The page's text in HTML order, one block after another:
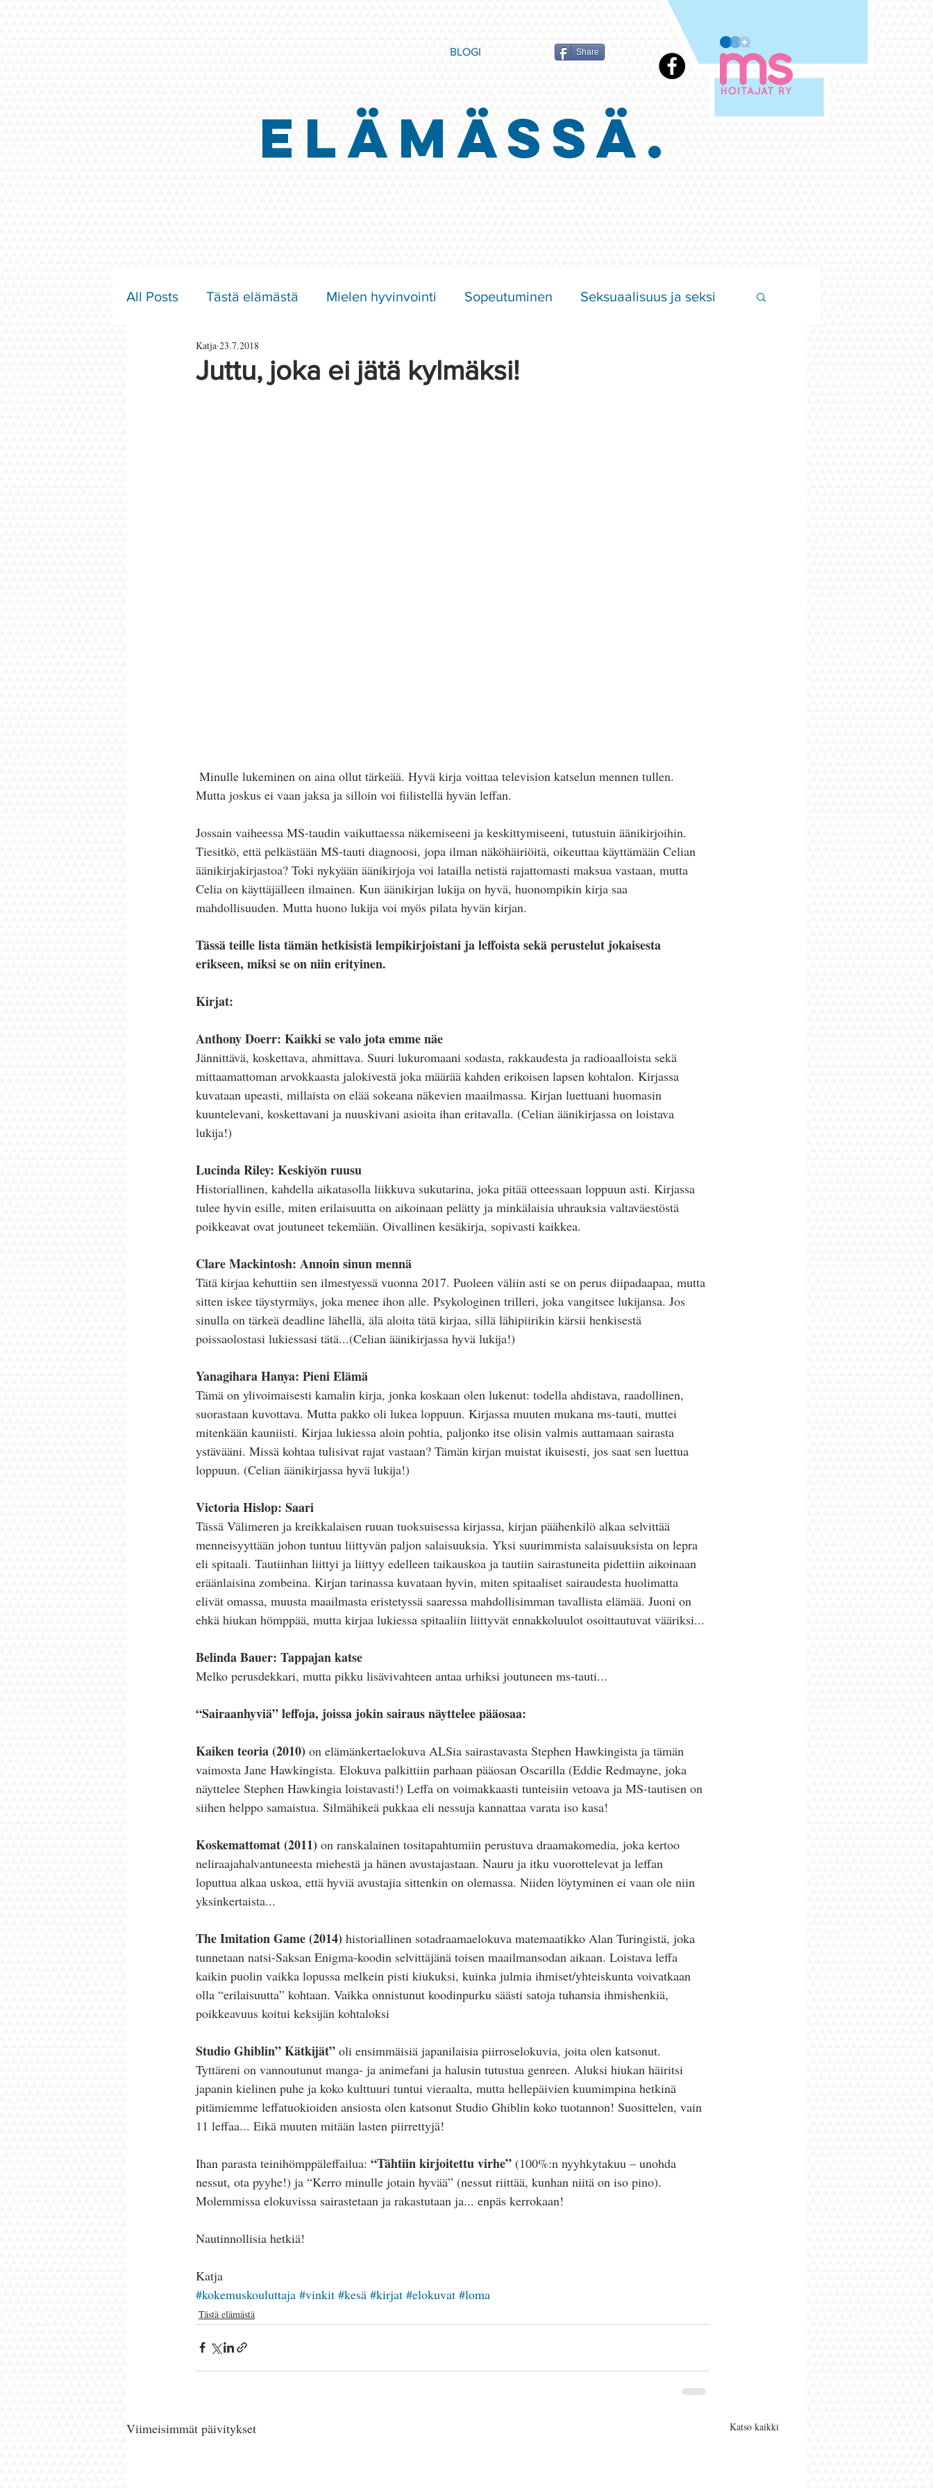
BLOGI Share
ELÄMÄSSÄ.
All Posts Tästä elämästä Mielen hyvinvointi Sopeutuminen Seksuaalisuus ja seksi
Parisuhde ja rakkaus
Juttu, joka ei jätä kylmäksi!
Katja 23.7.2018
Mutta joskus ei vaan jaksa ja silloin voi fiilistellä hyvän leffan.
Jossain vaiheessa MS-taudin vaikuttaessa näkemiseeni ja keskittymiseeni, tutustuin äänikirjoihin.
Tiesitkö, että pelkästään MS-tauti diagnoosi, jopa ilman näköhäiriöitä, oikeuttaa käyttämään Celian
äänikirjakirjastoa? Toki nykyään äänikirjoja voi latailla netistä rajattomasti maksua vastaan, mutta
Celia on käyttäjälleen ilmainen. Kun äänikirjan lukija on hyvä, huonompikin kirja saa
mahdollisuuden. Mutta huono lukija voi myös pilata hyvän kirjan.
Tässä teille lista tämän hetkisistä lempikirjoistani ja leffoista sekä perustelut jokaisesta
erikseen, miksi se on niin erityinen.
Kirjat:
Anthony Doerr: Kaikki se valo jota emme näe
Jännittävä, koskettava, ahmittava. Suuri lukuromaani sodasta, rakkaudesta ja radioaalloista sekä
mittaamattoman arvokkaasta jalokivestä joka määrää kahden erikoisen lapsen kohtalon. Kirjassa
kuvataan upeasti, millaista on elää sokeana näkevien maailmassa. Kirjan luettuani huomasin
kuuntelevani, koskettavani ja nuuskivani asioita ihan eritavalla. (Celian äänikirjassa on loistava
lukija!)
Lucinda Riley: Keskiyön ruusu
Historiallinen, kahdella aikatasolla liikkuva sukutarina, joka pitää otteessaan loppuun asti. Kirjassa
tulee hyvin esille, miten erilaisuutta on aikoinaan pelätty ja minkälaisia uhrauksia valtaväestöstä
poikkeavat ovat joutuneet tekemään. Oivallinen kesäkirja, sopivasti kaikkea.
Clare Mackintosh: Annoin sinun mennä
Tätä kirjaa kehuttiin sen ilmestyessä vuonna 2017. Puoleen väliin asti se on perus diipadaapaa, mutta
sitten iskee täystyrmäys, joka menee ihon alle. Psykologinen trilleri, joka vangitsee lukijansa. Jos
sinulla on tärkeä deadline lähellä, älä aloita tätä kirjaa, sillä lähipiirikin kärsii henkisestä
poissaolostasi lukiessasi tätä...(Celian äänikirjassa hyvä lukija!)
Yanagihara Hanya: Pieni Elämä
Tämä on ylivoimaisesti kamalin kirja, jonka koskaan olen lukenut: todella ahdistava, raadollinen,
suorastaan kuvottava. Mutta pakko oli lukea loppuun. Kirjassa muuten mukana ms-tauti, muttei
mitenkään kauniisti. Kirjaa lukiessa aloin pohtia, paljonko itse olisin valmis auttamaan sairasta
ystävääni. Missä kohtaa tulisivat rajat vastaan? Tämän kirjan muistat ikuisesti, jos saat sen luettua
loppuun. (Celian äänikirjassa hyvä lukija!)
Victoria Hislop: Saari
Tässä Välimeren ja kreikkalaisen ruuan tuoksuisessa kirjassa, kirjan päähenkilö alkaa selvittää
menneisyyttään johon tuntuu liittyvän paljon salaisuuksia. Yksi suurimmista salaisuuksista on lepra
eli spitaali. Tautiinhan liittyi ja liittyy edelleen taikauskoa ja tautiin sairastuneita pidettiin aikoinaan
eräänlaisina zombeina. Kirjan tarinassa kuvataan hyvin, miten spitaaliset sairaudesta huolimatta
elivät omassa, muusta maailmasta eristetyssä saaressa mahdollisimman tavallista elämää. Juoni on
ehkä hiukan hömppää, mutta kirjaa lukiessa spitaaliin liittyvät ennakkoluulot osoittautuvat vääriksi...
Belinda Bauer: Tappajan katse
Melko perusdekkari, mutta pikku lisävivahteen antaa urhiksi joutuneen ms-tauti...
“Sairaanhyviä” leffoja, joissa jokin sairaus näyttelee pääosaa:
Kaiken teoria (2010) on elämänkertaelokuva ALSia sairastavasta Stephen Hawkingista ja tämän
vaimosta Jane Hawkingista. Elokuva palkittiin parhaan pääosan Oscarilla (Eddie Redmayne, joka
näyttelee Stephen Hawkingia loistavasti!) Leffa on voimakkaasti tunteisiin vetoava ja MS-tautisen on
siihen helppo samaistua. Silmähikeä pukkaa eli nessuja kannattaa varata iso kasa!
Koskemattomat (2011) on ranskalainen tositapahtumiin perustuva draamakomedia, joka kertoo
neliraajahalvantuneesta miehestä ja hänen avustajastaan. Nauru ja itku vuorottelevat ja leffan
loputtua alkaa uskoa, että hyviä avustajia sittenkin on olemassa. Niiden löytyminen ei vaan ole niin
yksinkertaista...
The Imitation Game (2014) historiallinen sotadraamaelokuva matemaatikko Alan Turingistä, joka
tunnetaan natsi-Saksan Enigma-koodin selvittäjänä toisen maailmansodan aikaan. Loistava leffa
kaikin puolin vaikka lopussa melkein pisti kiukuksi, kuinka julmia ihmiset/yhteiskunta voivatkaan
olla “erilaisuutta” kohtaan. Vaikka onnistunut koodinpurku säästi satoja tuhansia ihmishenkiä,
poikkeavuus koitui keksijän kohtaloksi
Studio Ghiblin” Kätkijät” oli ensimmäisiä japanilaisia piirroselokuvia, joita olen katsonut.
Tyttäreni on vannoutunut manga- ja animefani ja halusin tutustua genreen. Aluksi hiukan häiritsi
japanin kielinen puhe ja koko kulttuuri tuntui vieraalta, mutta hellepäivien kuumimpina hetkinä
pitämiemme leffatuokioiden ansiosta olen katsonut Studio Ghiblin koko tuotannon! Suosittelen, vain
11 leffaa... Eikä muuten mitään lasten piirrettyjä!
Ihan parasta teinihömppäleffailua: “Tähtiin kirjoitettu virhe” (100%:n nyyhkytakuu – unohda
nessut, ota pyyhe!) ja “Kerro minulle jotain hyvää” (nessut riittää, kunhan niitä on iso pino).
Molemmissa elokuvissa sairastetaan ja rakastutaan ja... enpäs kerrokaan!
Nautinnollisia hetkiä!
Katja
#kokemuskouluttaja #vinkit #kesä #kirjat #elokuvat #loma
Tästä elämästä
Viimeisimmät päivitykset Katso kaikki